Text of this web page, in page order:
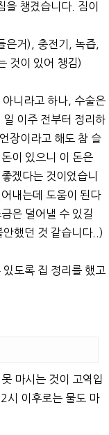
을 챙겼습니다. 짐이
은거), 충전기, 녹즙,
것이 있어 챙김)
니라고 하나, 수술은
이주 전부터 정리하
장이라고 해도 참 슬
이 있으니 이 돈은
겠다는 것이었습니
내는데 도움이 된다
은 덜어낼 수 있길
했던 것 같습니다..)
도록 집 정리를 했고
마시는 것이 고역입
시 이후로는 물도 마